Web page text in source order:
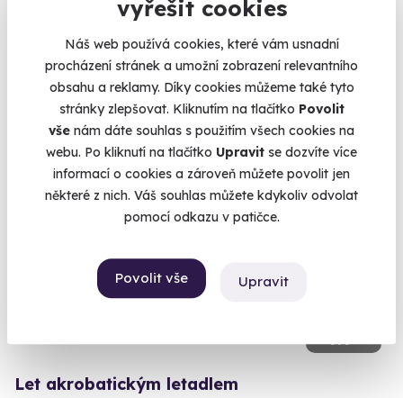
vyřešit cookies
Náš web používá cookies, které vám usnadní
procházení stránek a umožní zobrazení relevantního
obsahu a reklamy. Díky cookies můžeme také tyto
stránky zlepšovat. Kliknutím na tlačítko Povolit
vše nám dáte souhlas s použitím všech cookies na
webu. Po kliknutí na tlačítko Upravit se dozvíte více
informací o cookies a zároveň můžete povolit jen
některé z nich. Váš souhlas můžete kdykoliv odvolat
pomocí odkazu v patičce.
Povolit vše Upravit
(+ 13 dalších lokalit)
4 590 Kč
3 989 Kč
AKCE
Let akrobatickým letadlem